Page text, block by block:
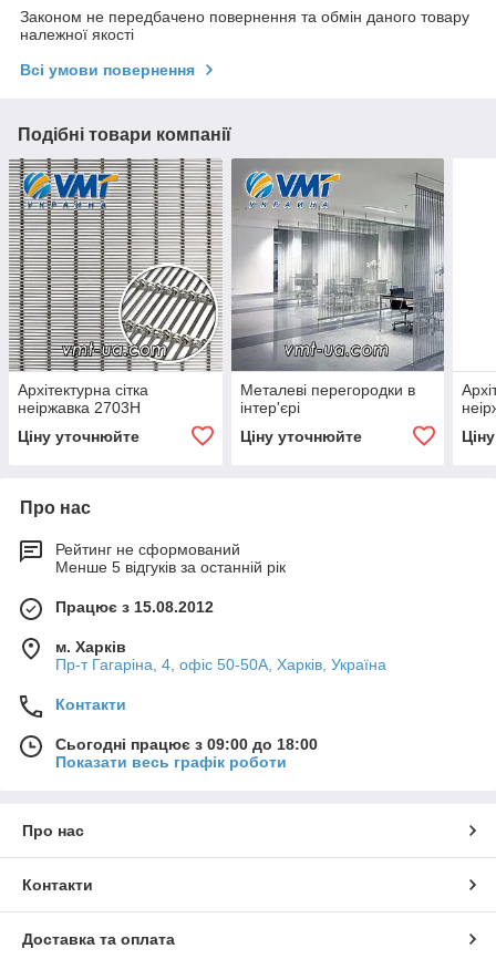
Законом не передбачено повернення та обмін даного товару
належної якості
Всі умови повернення
Подібні товари компанії
Архітектурна сітка
неіржавка 2703H
Ціну уточнюйте
Металеві перегородки в
інтер'єрі
Ціну уточнюйте
Про нас
Рейтинг не сформований
Менше 5 відгуків за останній рік
Працює з 15.08.2012
м. Харків
Пр-т Гагаріна, 4, офіс 50-50A, Харків, Україна
Контакти
Сьогодні працює з 09:00 до 18:00
Показати весь графік роботи
Про нас
Контакти
Доставка та оплата